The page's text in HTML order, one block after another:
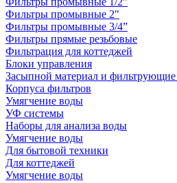
Фильтры промывные 2"
Фильтры промывные 3/4”
Фильтры прямые резьбовые
Фильтрация для коттеджей
Блоки управления
Засыпной материал и
Корпуса фильтров
Умягчение воды
УФ системы
Наборы для анализа воды
Умягчение воды
Для бытовой техники
Для коттеджей
Умягчение воды